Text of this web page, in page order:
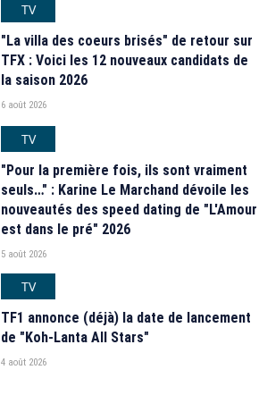
TV
"La villa des coeurs brisés" de retour sur
TFX : Voici les 12 nouveaux candidats de
la saison 2026
6 août 2026
TV
"Pour la première fois, ils sont vraiment
seuls…" : Karine Le Marchand dévoile les
nouveautés des speed dating de "L'Amour
est dans le pré" 2026
5 août 2026
TV
TF1 annonce (déjà) la date de lancement
de "Koh-Lanta All Stars"
4 août 2026